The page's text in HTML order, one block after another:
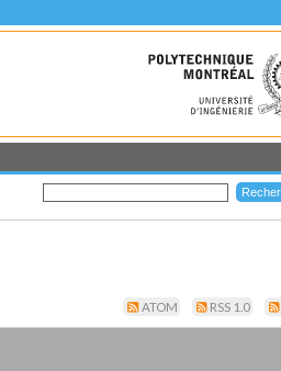
ATOM RSS 1.0